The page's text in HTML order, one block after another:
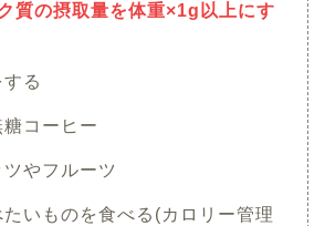
質の摂取量を体重×1g以上にす
る
コーヒー
やフルーツ
たいものを食べる(カロリー管理